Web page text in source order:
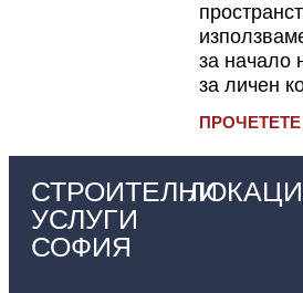
за начало
за личен
СТРОИТЕЛНИ
УСЛУГИ
СОФИЯ